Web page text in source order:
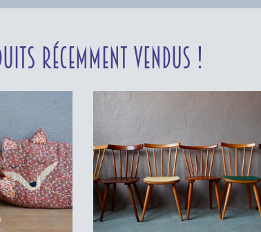
récemment vendus !